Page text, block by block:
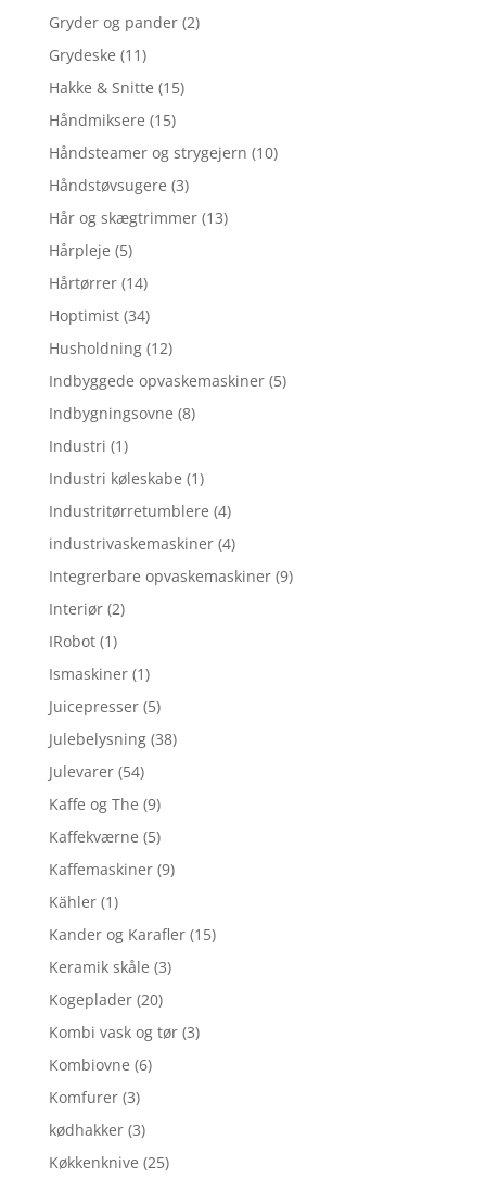
Gryder og pander (2)
Grydeske (11)
Hakke & Snitte (15)
Håndmiksere (15)
Håndsteamer og strygejern (10)
Håndstøvsugere (3)
Hår og skægtrimmer (13)
Hårpleje (5)
Hårtørrer (14)
Hoptimist (34)
Husholdning (12)
Indbyggede opvaskemaskiner (5)
Indbygningsovne (8)
Industri (1)
Industri køleskabe (1)
Industritørretumblere (4)
industrivaskemaskiner (4)
Integrerbare opvaskemaskiner (9)
Interiør (2)
IRobot (1)
Ismaskiner (1)
Juicepresser (5)
Julebelysning (38)
Julevarer (54)
Kaffe og The (9)
Kaffekværne (5)
Kaffemaskiner (9)
Kähler (1)
Kander og Karafler (15)
Keramik skåle (3)
Kogeplader (20)
Kombi vask og tør (3)
Kombiovne (6)
Komfurer (3)
kødhakker (3)
Køkkenknive (25)